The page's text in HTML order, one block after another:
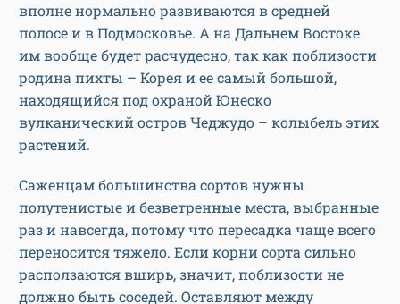
вполне нормально развиваются в средней
полосе и в Подмосковье. А на Дальнем Востоке
им вообще будет расчудесно, так как поблизости
родина пихты – Корея и ее самый большой,
находящийся под охраной Юнеско
вулканический остров Чеджудо – колыбель этих
растений.
Саженцам большинства сортов нужны
полутенистые и безветренные места, выбранные
раз и навсегда, потому что пересадка чаще всего
переносится тяжело. Если корни сорта сильно
расползаются вширь, значит, поблизости не
должно быть соседей. Оставляют между